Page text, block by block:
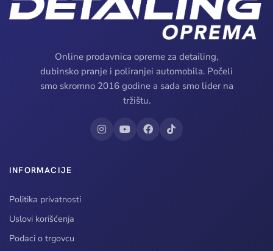
Online prodavnica opreme za detailing,
dubinsko pranje i poliranjei automobila. Počeli
smo skromno 2016 godine a sada smo lider na
tržištu.
INFORMACIJE
Politika privatnosti
Uslovi korišćenja
Podaci o trgovcu